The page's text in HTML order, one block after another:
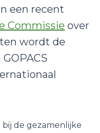
een recent
Commissie over
wordt de
de gezamenlijke